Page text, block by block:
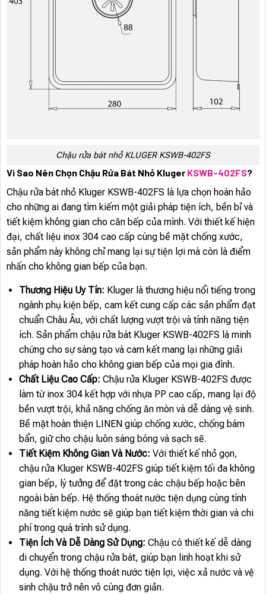
Chậu rửa bát nhỏ KLUGER KSWB-402FS
Vì Sao Nên Chọn Chậu Rửa Bát Nhỏ Kluger KSWB-402FS?
Chậu rửa bát nhỏ Kluger KSWB-402FS là lựa chọn hoàn hảo
cho những ai đang tìm kiếm một giải pháp tiện ích, bền bỉ và
tiết kiệm không gian cho căn bếp của mình. Với thiết kế hiện
đại, chất liệu inox 304 cao cấp cùng bề mặt chống xước,
sản phẩm này không chỉ mang lại sự tiện lợi mà còn là điểm
nhấn cho không gian bếp của bạn.
Thương Hiệu Uy Tín: Kluger là thương hiệu nổi tiếng trong
ngành phụ kiện bếp, cam kết cung cấp các sản phẩm đạt
chuẩn Châu Âu, với chất lượng vượt trội và tính năng tiện
ích. Sản phẩm chậu rửa bát Kluger KSWB-402FS là minh
chứng cho sự sáng tạo và cam kết mang lại những giải
pháp hoàn hảo cho không gian bếp của mọi gia đình.
Chất Liệu Cao Cấp: Chậu rửa Kluger KSWB-402FS được
làm từ inox 304 kết hợp với nhựa PP cao cấp, mang lại độ
bền vượt trội, khả năng chống ăn mòn và dễ dàng vệ sinh.
Bề mặt hoàn thiện LINEN giúp chống xước, chống bám
bẩn, giữ cho chậu luôn sáng bóng và sạch sẽ.
Tiết Kiệm Không Gian Và Nước: Với thiết kế nhỏ gọn,
chậu rửa Kluger KSWB-402FS giúp tiết kiệm tối đa không
gian bếp, lý tưởng để đặt trong các chậu bếp hoặc bên
ngoài bàn bếp. Hệ thống thoát nước tiện dụng cùng tính
năng tiết kiệm nước sẽ giúp bạn tiết kiệm thời gian và chi
phí trong quá trình sử dụng.
Tiện Ích Và Dễ Dàng Sử Dụng: Chậu có thiết kế dễ dàng
di chuyển trong chậu rửa bát, giúp bạn linh hoạt khi sử
dụng. Với hệ thống thoát nước tiện lợi, việc xả nước và vệ
sinh chậu trở nên vô cùng đơn giản.